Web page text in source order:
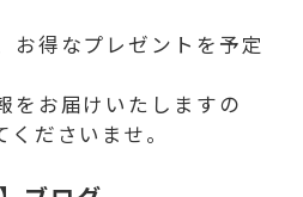
お得なプレゼントを予定
をお届けいたしますの
ださいませ。